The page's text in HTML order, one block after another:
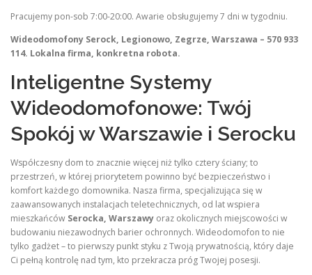
Pracujemy pon-sob 7:00-20:00. Awarie obsługujemy 7 dni w tygodniu.
Wideodomofony Serock, Legionowo, Zegrze, Warszawa – 570 933
114. Lokalna firma, konkretna robota.
Inteligentne Systemy
Wideodomofonowe: Twój
Spokój w Warszawie i Serocku
Współczesny dom to znacznie więcej niż tylko cztery ściany; to
przestrzeń, w której priorytetem powinno być bezpieczeństwo i
komfort każdego domownika. Nasza firma, specjalizująca się w
zaawansowanych instalacjach teletechnicznych, od lat wspiera
mieszkańców Serocka, Warszawy oraz okolicznych miejscowości w
budowaniu niezawodnych barier ochronnych. Wideodomofon to nie
tylko gadżet – to pierwszy punkt styku z Twoją prywatnością, który daje
Ci pełną kontrolę nad tym, kto przekracza próg Twojej posesji.